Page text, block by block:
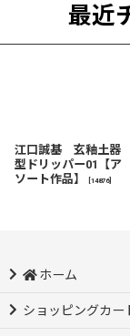
最近
江口誠基 玄釉土器
型ドリッパー01【ア
ソート作品】
14876]
ホーム
ショッピングカー